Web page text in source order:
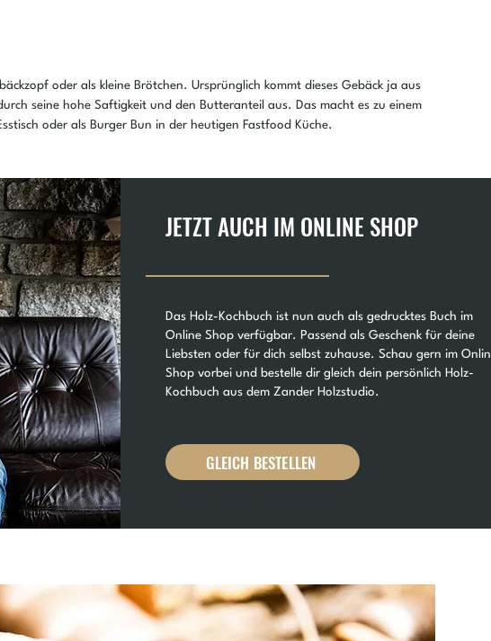
oder als kleine Brötchen. Ursprünglich kommt dieses Gebäck ja aus
seine hohe Saftigkeit und den Butteranteil aus. Das macht es zu einem
oder als Burger Bun in der heutigen Fastfood Küche.
JETZT AUCH IM ONLINE SHOP
Das Holz-Kochbuch ist nun auch als gedrucktes Buch im
Online Shop verfügbar. Passend als Geschenk für deine
Liebsten oder für dich selbst zuhause. Schau gern im
Shop vorbei und bestelle dir gleich dein persönlich Holz-
Kochbuch aus dem Zander Holzstudio.
GLEICH BESTELLEN